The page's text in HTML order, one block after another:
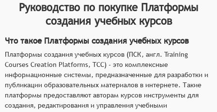
Руководство по покупке Платформы
создания учебных курсов
Что такое Платформы создания учебных курсов
Платформы создания учебных курсов (ПСК, англ. Training
Courses Creation Platforms, TCC) - это комплексные
информационные системы, предназначенные для разработки и
публикации образовательных материалов в интернете. Такие
платформы предоставляют авторам курсов инструменты для
создания, редактирования и управления учебными